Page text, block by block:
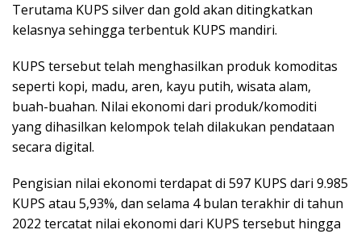
Terutama KUPS silver dan gold akan ditingkatkan
kelasnya sehingga terbentuk KUPS mandiri.
KUPS tersebut telah menghasilkan produk komoditas
seperti kopi, madu, aren, kayu putih, wisata alam,
buah-buahan. Nilai ekonomi dari produk/komoditi
yang dihasilkan kelompok telah dilakukan pendataan
secara digital.
Pengisian nilai ekonomi terdapat di 597 KUPS dari 9.985
KUPS atau 5,93%, dan selama 4 bulan terakhir di tahun
2022 tercatat nilai ekonomi dari KUPS tersebut hingga